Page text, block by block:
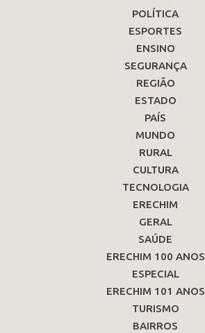
POLÍTICA
ESPORTES
ENSINO
SEGURANÇA
REGIÃO
ESTADO
PAÍS
MUNDO
RURAL
CULTURA
TECNOLOGIA
ERECHIM
GERAL
SAÚDE
ERECHIM 100 ANOS
ESPECIAL
ERECHIM 101 ANOS
TURISMO
BAIRROS